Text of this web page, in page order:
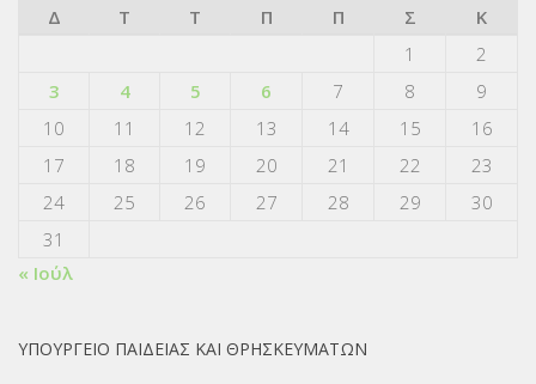
Δ
Τ Τ Π Π Σ
Κ
1
2
3
4 5 6 7 8
9
10
11 12 13 14 15
16
17
18 19 20 21 22
23
24
25 26 27 28 29
30
31
« Ιούλ
ΥΠΟΥΡΓΕΙΟ ΠΑΙΔΕΙΑΣ ΚΑΙ ΘΡΗΣΚΕΥΜΑΤΩΝ